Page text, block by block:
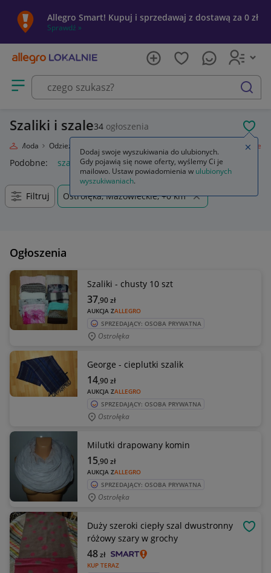
Allegro Smart! Kupuj i sprzedawaj z dostawą za 0 zł
Sprawdź »
Otwórz menu z kategoriami
szukaj
Szaliki i szale34 ogłoszenia
Moda Odzież, Obuwie, Dodatki Szaliki i szale
Podobne: szaliki i szale
Filtruj Ostrołęka, Mazowieckie, +0 km
Ogłoszenia
Szaliki - chusty 10 szt
AUKCJA ZALLEGRO
37,90zł
SPRZEDAJĄCY: OSOBA PRYWATNA
Ostrołęka
George - cieplutki szalik
AUKCJA ZALLEGRO
14,90zł
SPRZEDAJĄCY: OSOBA PRYWATNA
Ostrołęka
Milutki drapowany komin
AUKCJA ZALLEGRO
15,90zł
SPRZEDAJĄCY: OSOBA PRYWATNA
Ostrołęka
Duży szeroki ciepły szal dwustronny
różowy szary w grochy
KUP TERAZ
48zł
Dodaj swoje wyszukiwania do ulubionych.
Gdy pojawią się nowe oferty, wyślemy Ci je
mailowo. Ustaw powiadomienia w ulubionych
wyszukiwaniach.